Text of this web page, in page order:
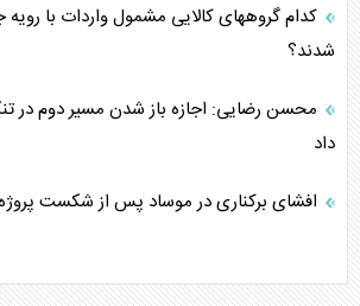
کدام گروههای کالایی مشمول واردات با
شدند؟
محسن رضایی: اجازه باز شدن مسیر دوم در
داد
افشای برکناری در موساد پس از شکست پروژه